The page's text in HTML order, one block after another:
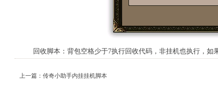
回收脚本：背包空格少于7执行回收代码，非挂机也执行，如
上一篇：传奇小助手内挂挂机脚本